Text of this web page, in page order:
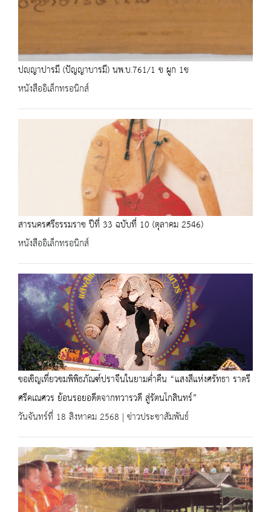
ปญฺญาปารมี (ปัญญาบารมี) นพ.บ.761/1 ข ผูก 1ข
หนังสืออิเล็กทรอนิกส์
สารนครศรีธรรมราช ปีที่ 33 ฉบับที่ 10 (ตุลาคม 2546)
หนังสืออิเล็กทรอนิกส์
ขอเชิญเที่ยวชมพิพิธภัณฑ์ปราจีนในยามค่ำคืน “แสงสีแห่งศรัทธา ราตรี
ศรีคเณศวร ย้อนรอยอดีตจากทวารวดี สู่รัตนโกสินทร์”
วันจันทร์ที่ 18 สิงหาคม 2568 | ข่าวประชาสัมพันธ์